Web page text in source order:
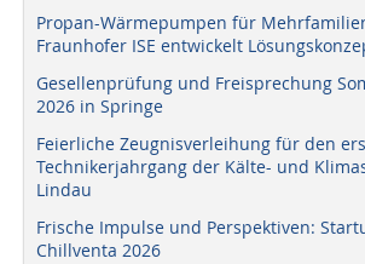
Propan-Wärmepumpen für
Fraunhofer ISE entwickelt
Gesellenprüfung und Freisprechung
2026 in Springe
Feierliche Zeugnisverleihung für den
Technikerjahrgang der Kälte- und
Lindau
Frische Impulse und Perspektiven:
Chillventa 2026